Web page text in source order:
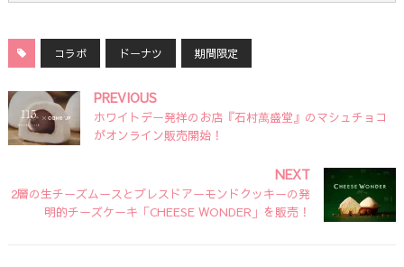
コラボ ドーナツ 期間限定
PREVIOUS
ホワイトデー発祥のお店『石村萬盛堂』のマシュチョコ
がオンライン販売開始！
NEXT
2層の生チーズムースとプレスドアーモンドクッキーの発
明的チーズケーキ「CHEESE WONDER」を販売！